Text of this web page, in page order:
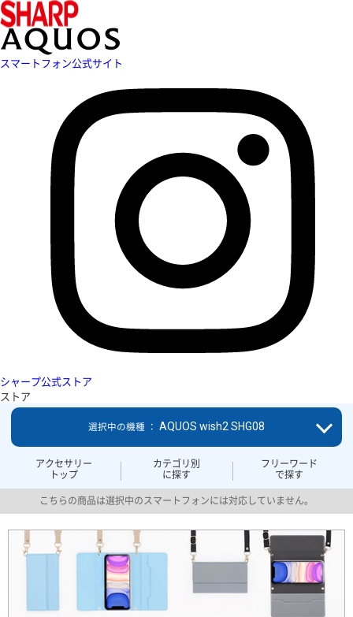
スマートフォン公式サイト
シャープ公式ストア
ストア
アクセサリー
トップ
カテゴリ別
に探す
フリーワード
で探す
選択中の機種 ： AQUOS wish2 SHG08
こちらの商品は選択中のスマートフォンには対応していません。